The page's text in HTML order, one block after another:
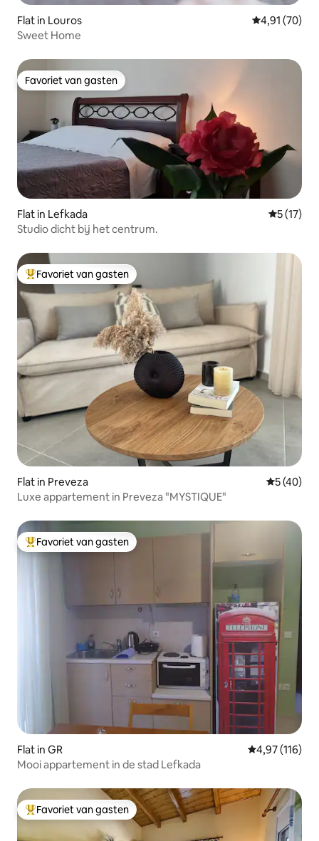
Flat in Louros Gemiddelde
4,91 (70)
Sweet Home
Favoriet van gasten
Favoriet van gasten
Flat in Lefkada
5 (17)
Studio dicht bij het centrum.
Topfavoriet van gasten
Favoriet van gasten
Flat in Preveza
5 (40)
Luxe appartement in Preveza "MYSTIQUE"
Topfavoriet van gasten
Favoriet van gasten
Flat in GR Gemiddelde
4,97 (116)
Mooi appartement in de stad Lefkada
Topfavoriet van gasten
Favoriet van gasten